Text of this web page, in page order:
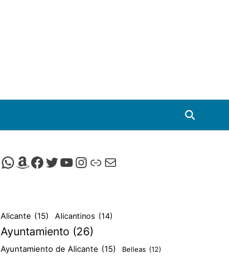
Canal de Whatsapp de Viscalacant
Comprar en Amazon
Facebook de Viscalacant
Twitter de Viscalacant
Canal de Youtube de Viscalacant
Instagram de Viscalacant
Viscalacant en Polkaverse
Correo electrónico
Alicante (15) Alicantinos (14)
Ayuntamiento (26)
Ayuntamiento de Alicante (15) Belleas (12)